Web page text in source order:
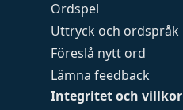
Ordspel
Uttryck och ordspråk
Föreslå nytt ord
Lämna feedback
Integritet och villkor